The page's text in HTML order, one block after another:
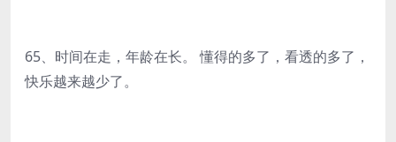
65、时间在走，年龄在长。 懂得的多了，看透的多了，
快乐越来越少了。